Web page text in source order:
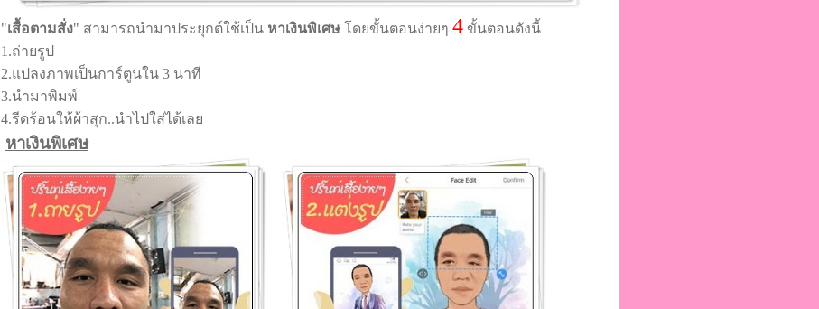
"เสื้อตามสั่ง" สามารถนำมาประยุกต์ใช้เป็น หาเงินพิเศษโดยขั้นตอนง่ายๆ 4ขั้นตอนดังนี้
1.ถ่ายรูป
2.แปลงภาพเป็นการ์ตูนใน 3 นาที
3.นำมาพิมพ์
4.รีดร้อนให้ผ้าสุก..นำไปใส่ได้เลย
หาเงินพิเศษ